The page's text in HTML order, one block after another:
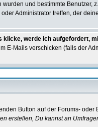
und bestimmte
Administrator treffen, der
klicke, werde ich aufgefordert,
E-Mails verschicken (falls der
Button auf der Forums-
erstellen, Du kannst an